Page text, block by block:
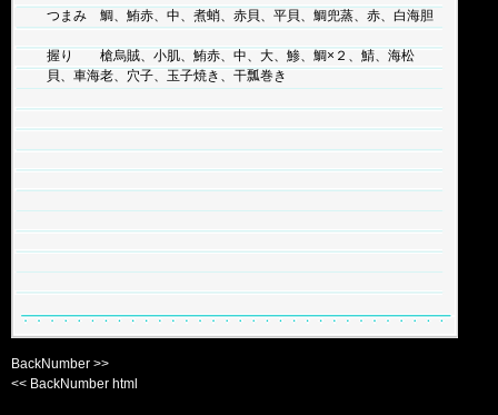
つまみ 鯛、鮪赤、中、煮蛸、赤貝、平貝、鯛兜蒸、赤、白海胆
握り 槍烏賊、小肌、鮪赤、中、大、鯵、鯛×２、鯖、海松
貝、車海老、穴子、玉子焼き、干瓢巻き
BackNumber >>
<< BackNumber html